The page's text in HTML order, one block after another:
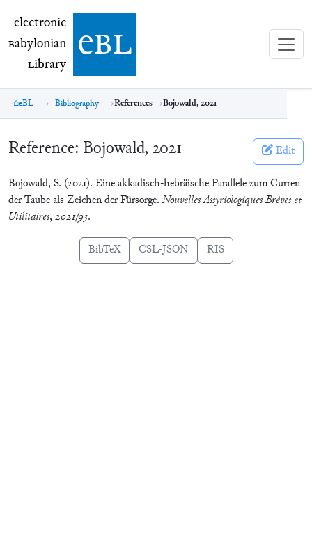
electronic Babylonian Library (eBL)
electronic
Babylonian
Library ebl
eBL Bibliography References Bojowald, 2021
Reference: Bojowald, 2021 Edit
Bojowald, S. (2021). Eine akkadisch-hebräische Parallele zum Gurren
der Taube als Zeichen der Fürsorge. Nouvelles Assyriologiques Brèves et
Utilitaires,2021/93.
BibTeX CSL-JSON RIS